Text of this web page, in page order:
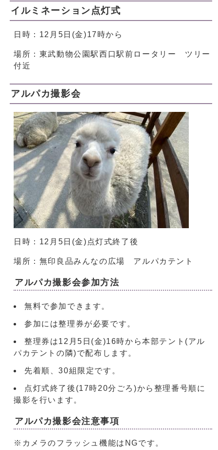
イルミネーション点灯式
日時：12月5日(金)17時から
場所：東武動物公園駅西口駅前ロータリー ツリー
付近
アルパカ撮影会
日時：12月5日(金)点灯式終了後
場所：無印良品みんなの広場 アルパカテント
アルパカ撮影会参加方法
無料で参加できます。
参加には整理券が必要です。
整理券は12月5日(金)16時から本部テント(アル
パカテントの隣)で配布します。
先着順、30組限定です。
点灯式終了後(17時20分ごろ)から整理番号順に
撮影を行います。
アルパカ撮影会注意事項
※カメラのフラッシュ機能はNGです。